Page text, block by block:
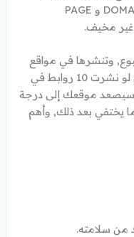
الشهير, سنشاهد DOMAIN AUTHORITY 99 و PAGE
وتنشرها في مواقع
BookMark لن يكون هذا مخالف, ولكن لو نشرت 10 روابط في
موقعك إلى درجة
يختفي بعد ذلك, وأهم
من سلامته.